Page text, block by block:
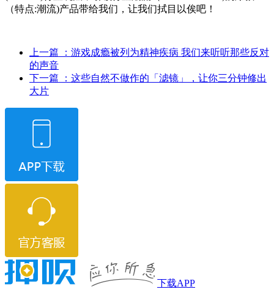
（特点:潮流)产品带给我们，让我们拭目以俟吧！
上一篇
：游戏成瘾被列为精神疾病 我们来听听那些反对
的声音
下一篇
：这些自然不做作的「滤镜」，让你三分钟修出
大片
下载APP